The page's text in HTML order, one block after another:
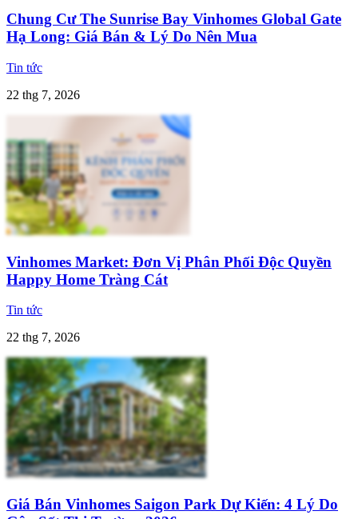
Chung Cư The Sunrise Bay Vinhomes Global Gate
Hạ Long: Giá Bán & Lý Do Nên Mua
Tin tức
22 thg 7, 2026
Vinhomes Market: Đơn Vị Phân Phối Độc Quyền
Happy Home Tràng Cát
Tin tức
22 thg 7, 2026
Giá Bán Vinhomes Saigon Park Dự Kiến: 4 Lý Do